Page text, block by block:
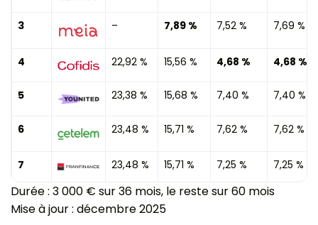
3 – 7,89 % 7,52 % 7,69 %
4 22,92 % 15,56 % 4,68 % 4,68 %
5 23,38 % 15,68 % 7,40 % 7,40 %
6 23,48 % 15,71 % 7,62 % 7,62 %
7 23,48 % 15,71 % 7,25 % 7,25 %
Durée : 3 000 € sur 36 mois, le reste sur 60 mois
Mise à jour : décembre 2025